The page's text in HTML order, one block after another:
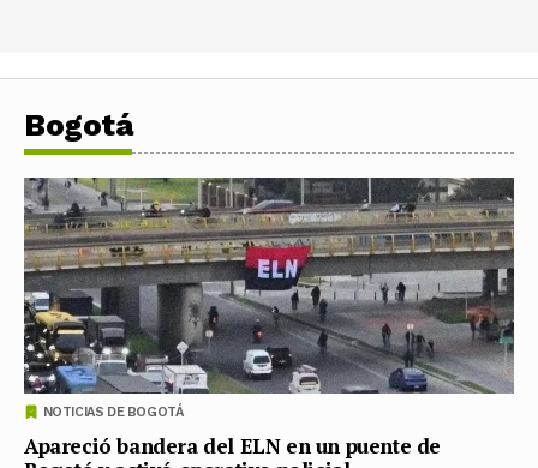
Bogotá
NOTICIAS DE BOGOTÁ
Apareció bandera del ELN en un puente de